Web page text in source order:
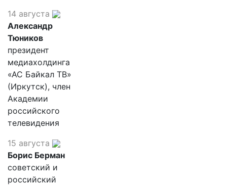
14 августа
Александр
Тюников
президент
медиахолдинга
«АС Байкал ТВ»
(Иркутск), член
Академии
российского
телевидения
15 августа
Борис Берман
советский и
российский